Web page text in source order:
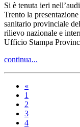
Si è tenuta ieri
Trento la
sanitario provinciale
rilievo nazionale e
Ufficio Stampa
continua...
«
1
2
3
4